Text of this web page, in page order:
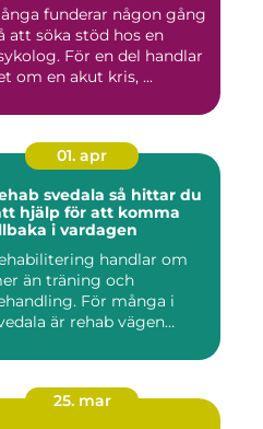
funderar någon gång
att söka stöd hos en
För en del handlar
om en akut kris, ...
01. apr
svedala så hittar du
hjälp för att komma
i vardagen
handlar om
än träning och
För många i
är rehab vägen
25. mar